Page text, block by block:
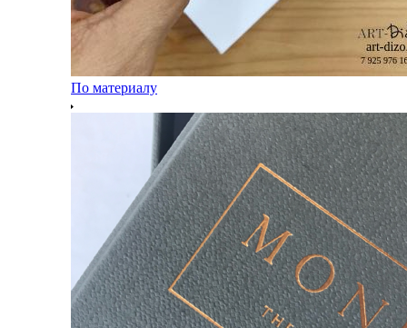
По материалу